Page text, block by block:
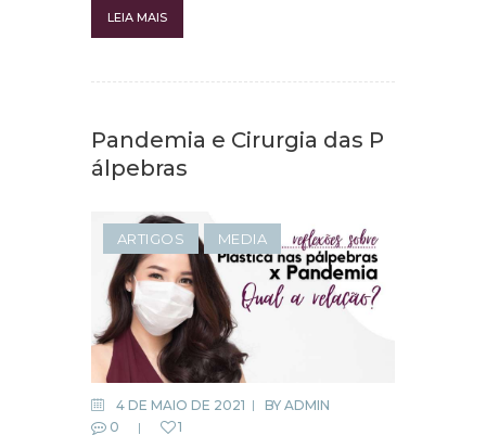
LEIA MAIS
Pandemia e Cirurgia das P
álpebras
ARTIGOS MEDIA
4 DE MAIO DE 2021 BY ADMIN
0
1